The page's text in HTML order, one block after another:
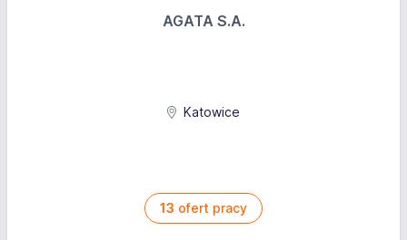
AGATA S.A.
Katowice
13 ofert pracy